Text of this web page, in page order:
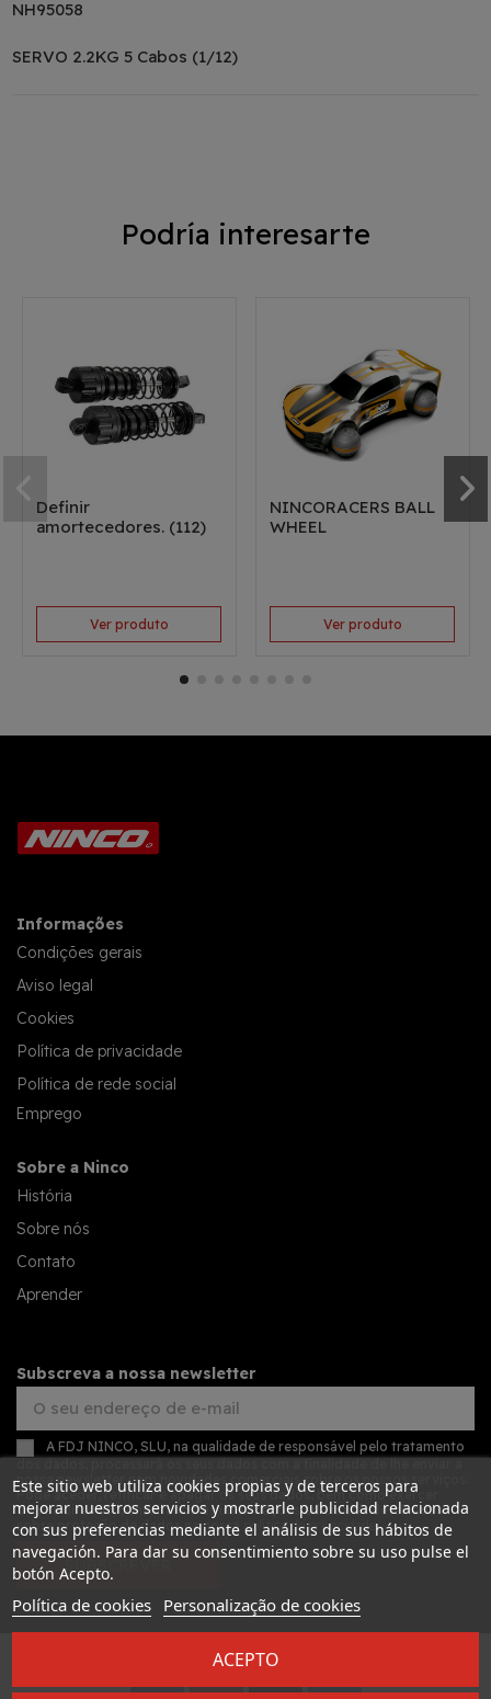
NH95058
SERVO 2.2KG 5 Cabos (1/12)
Podría interesarte
Definir
amortecedores. (112)
Ver produto
NINCORACERS BALL
WHEEL
Ver produto
Informações
Condições gerais
Aviso legal
Cookies
Política de privacidade
Política de rede social
Emprego
Sobre a Ninco
História
Sobre nós
Contato
Aprender
Subscreva a nossa newsletter
A FDJ NINCO, SLU, na qualidade de responsável pelo tratamento
nossa newsletter com novidades comerciais sobre os nossos serviços.
Pode aceder, retificar e apagar os seus dados, bem como exercer
outros direitos, consultando as informações adicionais detalhadas
sobre proteção de dados na nossa política de privacidade
SUBSCREVER
Desarrollado por
Este sitio web utiliza cookies propias y de terceros para
mejorar nuestros servicios y mostrarle publicidad relacionada
con sus preferencias mediante el análisis de sus hábitos de
navegación. Para dar su consentimiento sobre su uso pulse el
botón Acepto.
Política de cookies Personalização de cookies
ACEPTO